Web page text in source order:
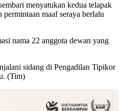
menyatukan kedua telapak
permintaan maaf seraya berlalu
nama 22 anggota dewan yang
sidang di Pengadilan Tipikor
(Tim)